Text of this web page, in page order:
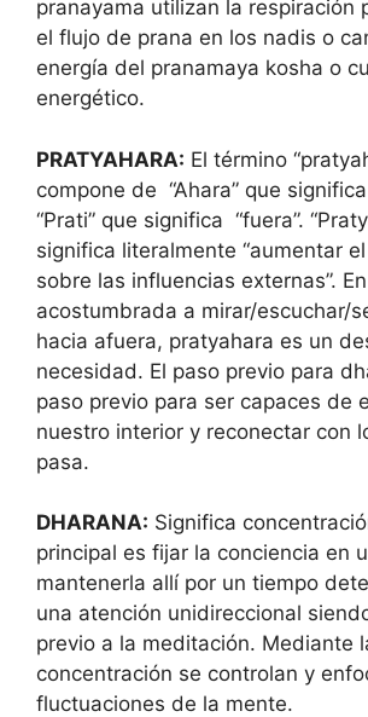
pranayama utilizan la respiración
el flujo de prana en los nadis o
energía del pranamaya kosha o
energético.
PRATYAHARA: El término
compone de “Ahara” que
“Prati” que significa “fuera”.
significa literalmente “aumentar
sobre las influencias externas”.
acostumbrada a mirar/escuchar/
hacia afuera, pratyahara es un
necesidad. El paso previo para
paso previo para ser capaces de
nuestro interior y reconectar con
pasa.
DHARANA: Significa
principal es fijar la conciencia en
mantenerla allí por un tiempo
una atención unidireccional
previo a la meditación. Mediante
concentración se controlan y
fluctuaciones de la mente.